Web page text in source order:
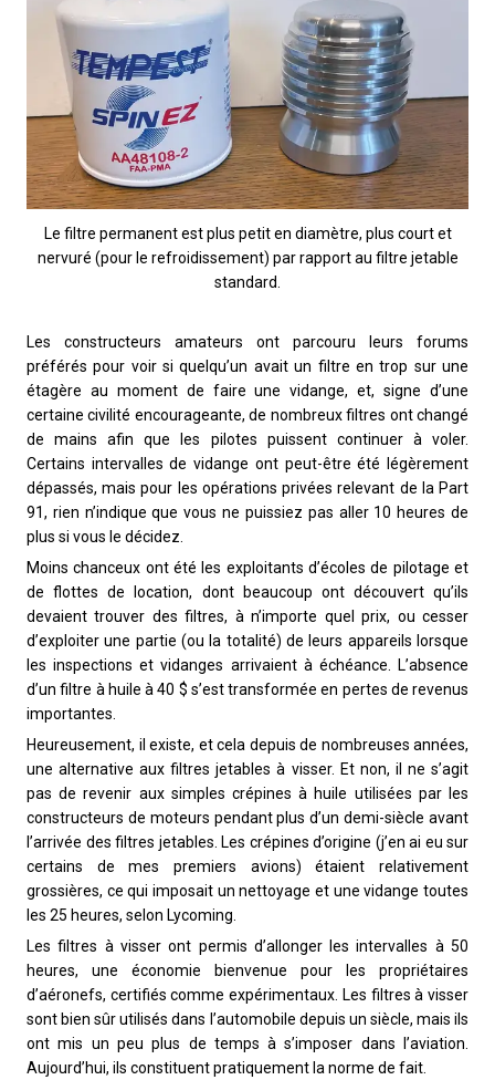
Le filtre permanent est plus petit en diamètre, plus court et
nervuré (pour le refroidissement) par rapport au filtre jetable
standard.
Les constructeurs amateurs ont parcouru leurs forums
préférés pour voir si quelqu’un avait un filtre en trop sur une
étagère au moment de faire une vidange, et, signe d’une
certaine civilité encourageante, de nombreux filtres ont changé
de mains afin que les pilotes puissent continuer à voler.
Certains intervalles de vidange ont peut-être été légèrement
dépassés, mais pour les opérations privées relevant de la Part
91, rien n’indique que vous ne puissiez pas aller 10 heures de
plus si vous le décidez.
Moins chanceux ont été les exploitants d’écoles de pilotage et
de flottes de location, dont beaucoup ont découvert qu’ils
devaient trouver des filtres, à n’importe quel prix, ou cesser
d’exploiter une partie (ou la totalité) de leurs appareils lorsque
les inspections et vidanges arrivaient à échéance. L’absence
d’un filtre à huile à 40 $ s’est transformée en pertes de revenus
importantes.
Heureusement, il existe, et cela depuis de nombreuses années,
une alternative aux filtres jetables à visser. Et non, il ne s’agit
pas de revenir aux simples crépines à huile utilisées par les
constructeurs de moteurs pendant plus d’un demi-siècle avant
l’arrivée des filtres jetables. Les crépines d’origine (j’en ai eu sur
certains de mes premiers avions) étaient relativement
grossières, ce qui imposait un nettoyage et une vidange toutes
les 25 heures, selon Lycoming.
Les filtres à visser ont permis d’allonger les intervalles à 50
heures, une économie bienvenue pour les propriétaires
d’aéronefs, certifiés comme expérimentaux. Les filtres à visser
sont bien sûr utilisés dans l’automobile depuis un siècle, mais ils
ont mis un peu plus de temps à s’imposer dans l’aviation.
Aujourd’hui, ils constituent pratiquement la norme de fait.